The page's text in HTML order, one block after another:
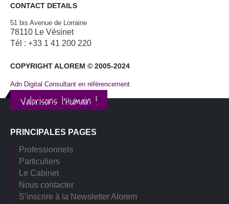
CONTACT DETAILS
51 bis Avenue de Lorraine
78110 Le Vésinet
Tél : +33 1 41 200 220
COPYRIGHT ALOREM © 2005-2024
Adn Digital Consultant en référencement
Valorisons l'Humain !
PRINCIPALES PAGES
Professionnels
Particuliers
Le Cabinet
Nous contacter
S’inscrire à la Newsletter Alorem